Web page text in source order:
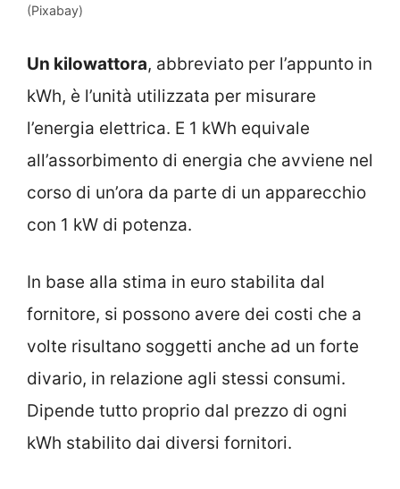
(Pixabay)
Un kilowattora, abbreviato per l’appunto in
kWh, è l’unità utilizzata per misurare
l’energia elettrica. E 1 kWh equivale
all’assorbimento di energia che avviene nel
corso di un’ora da parte di un apparecchio
con 1 kW di potenza.
In base alla stima in euro stabilita dal
fornitore, si possono avere dei costi che a
volte risultano soggetti anche ad un forte
divario, in relazione agli stessi consumi.
Dipende tutto proprio dal prezzo di ogni
kWh stabilito dai diversi fornitori.